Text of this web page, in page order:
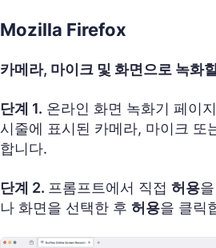
Mozilla Firefox
카메라, 마이크 및 화면으로 녹화
단계 1. 온라인 화면 녹화기 페이
시줄에 표시된 카메라, 마이크 또
합니다.
단계 2. 프롬프트에서 직접 허용
나 화면을 선택한 후 허용을 클릭